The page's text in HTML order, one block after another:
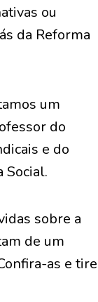
ou
da Reforma
um
do
e do
Social.
sobre a
de um
as e tire